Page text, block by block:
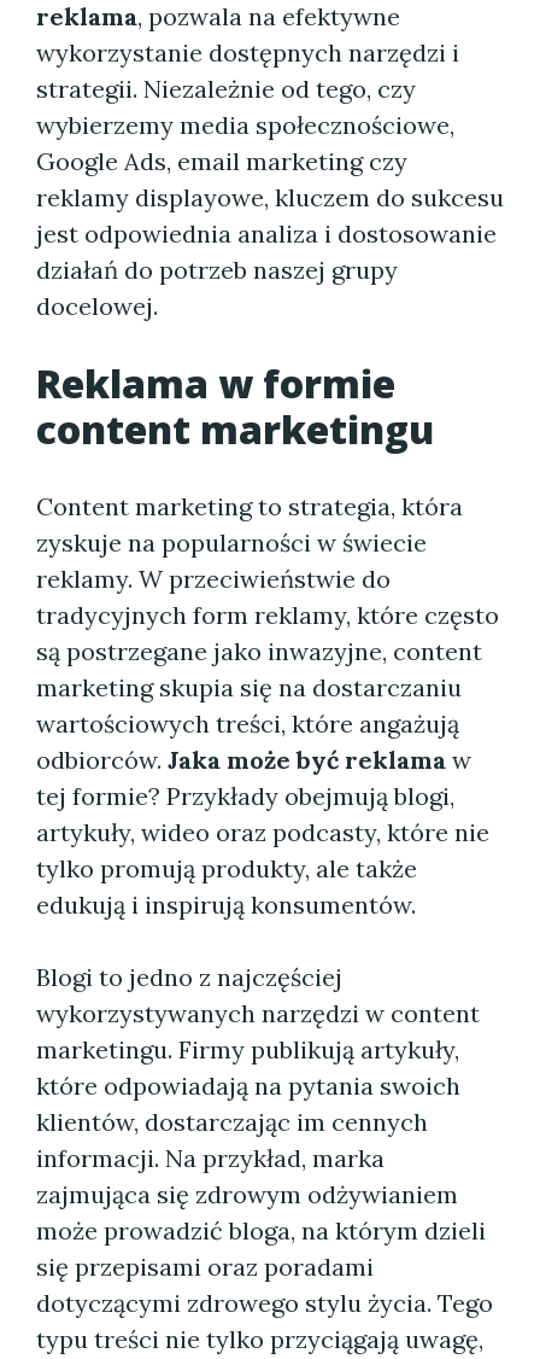
reklama, pozwala na efektywne
wykorzystanie dostępnych narzędzi i
strategii. Niezależnie od tego, czy
wybierzemy media społecznościowe,
Google Ads, email marketing czy
reklamy displayowe, kluczem do sukcesu
jest odpowiednia analiza i dostosowanie
działań do potrzeb naszej grupy
docelowej.
Reklama w formie
content marketingu
Content marketing to strategia, która
zyskuje na popularności w świecie
reklamy. W przeciwieństwie do
tradycyjnych form reklamy, które często
są postrzegane jako inwazyjne, content
marketing skupia się na dostarczaniu
wartościowych treści, które angażują
odbiorców. Jaka może być reklama w
tej formie? Przykłady obejmują blogi,
artykuły, wideo oraz podcasty, które nie
tylko promują produkty, ale także
edukują i inspirują konsumentów.
Blogi to jedno z najczęściej
wykorzystywanych narzędzi w content
marketingu. Firmy publikują artykuły,
które odpowiadają na pytania swoich
klientów, dostarczając im cennych
informacji. Na przykład, marka
zajmująca się zdrowym odżywianiem
może prowadzić bloga, na którym dzieli
się przepisami oraz poradami
dotyczącymi zdrowego stylu życia. Tego
typu treści nie tylko przyciągają uwagę,